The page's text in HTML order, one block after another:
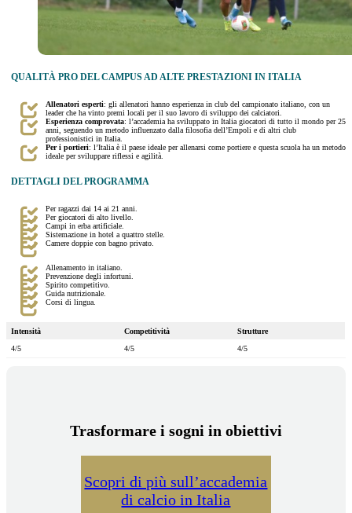
QUALITÀ PRO DEL CAMPUS AD ALTE PRESTAZIONI IN ITALIA
Allenatori esperti: gli allenatori hanno esperienza in club del campionato italiano, con un
leader che ha vinto premi locali per il suo lavoro di sviluppo dei calciatori.
Esperienza comprovata: l’accademia ha sviluppato in Italia giocatori di tutto il mondo per 25
anni, seguendo un metodo influenzato dalla filosofia dell’Empoli e di altri club
professionistici in Italia.
Per i portieri: l’Italia è il paese ideale per allenarsi come portiere e questa scuola ha un metodo
ideale per sviluppare riflessi e agilità.
DETTAGLI DEL PROGRAMMA
Per ragazzi dai 14 ai 21 anni.
Per giocatori di alto livello.
Campi in erba artificiale.
Sistemazione in hotel a quattro stelle.
Camere doppie con bagno privato.
Allenamento in italiano.
Prevenzione degli infortuni.
Spirito competitivo.
Guida nutrizionale.
Corsi di lingua.
Intensità Competitività
Strutture
4/5
4/5 4/5
Trasformare i sogni in obiettivi
Scopri di più sull’accademia
di calcio in Italia